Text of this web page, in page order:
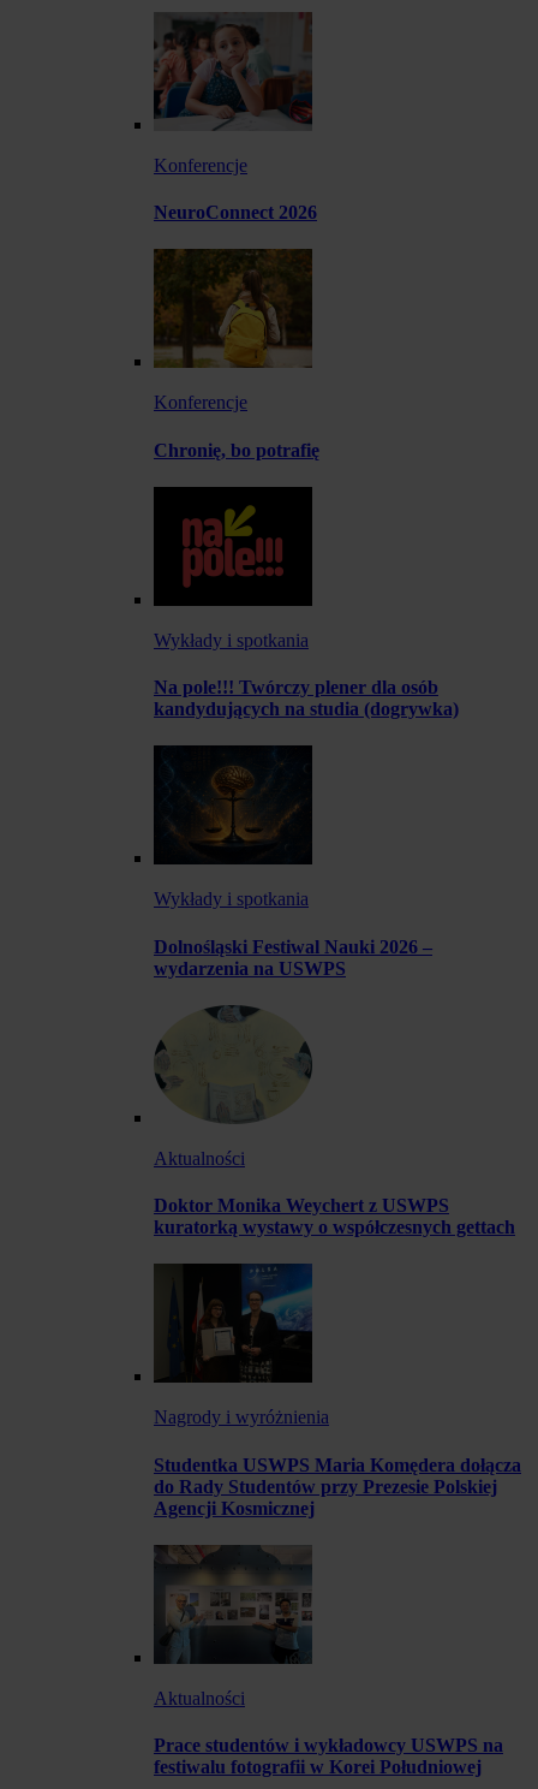
Konferencje
NeuroConnect 2026
Konferencje
Chronię, bo potrafię
Wykłady i spotkania
Na pole!!! Twórczy plener dla osób
kandydujących na studia (dogrywka)
Wykłady i spotkania
Dolnośląski Festiwal Nauki 2026 –
wydarzenia na USWPS
Aktualności
Doktor Monika Weychert z USWPS
kuratorką wystawy o współczesnych gettach
Nagrody i wyróżnienia
Studentka USWPS Maria Komędera dołącza
do Rady Studentów przy Prezesie Polskiej
Agencji Kosmicznej
Aktualności
Prace studentów i wykładowcy USWPS na
festiwalu fotografii w Korei Południowej